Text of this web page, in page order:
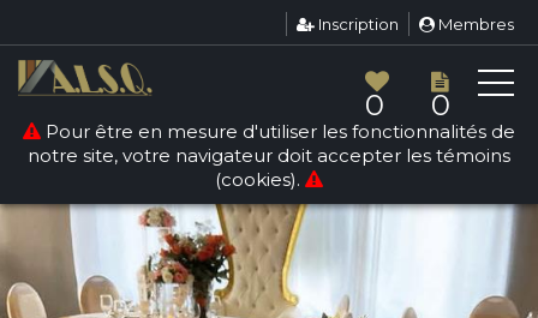
Inscription Membres
0 0
Pour être en mesure d'utiliser les fonctionnalités de
notre site, votre navigateur doit accepter les témoins
(cookies).